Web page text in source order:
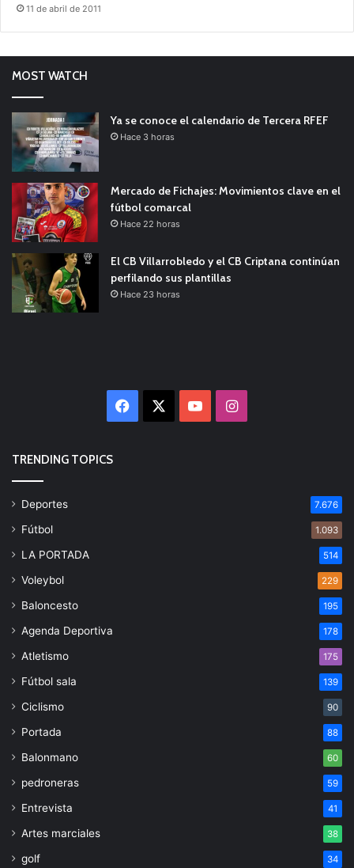
11 de abril de 2011
MOST WATCH
Ya se conoce el calendario de Tercera RFEF
Hace 3 horas
Mercado de Fichajes: Movimientos clave en el
fútbol comarcal
Hace 22 horas
El CB Villarrobledo y el CB Criptana continúan
perfilando sus plantillas
Hace 23 horas
Facebook YouTubeInstagram
TRENDING TOPICS
Deportes 7.676
Fútbol 1.093
LA PORTADA 514
Voleybol 229
Baloncesto 195
Agenda Deportiva 178
Atletismo 175
Fútbol sala 139
Ciclismo 90
Portada 88
Balonmano 60
pedroneras 59
Entrevista 41
Artes marciales 38
golf 34